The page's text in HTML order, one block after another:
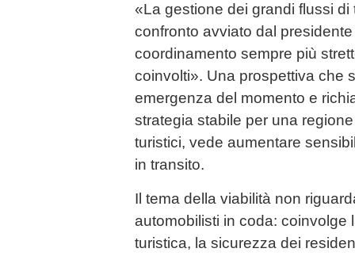
«La gestione dei grandi flussi
confronto avviato dal
coordinamento sempre più
coinvolti». Una prospettiva che
emergenza del momento e
strategia stabile per una
turistici, vede aumentare
in transito.
Il tema della viabilità non
automobilisti in coda: coinvolge
turistica, la sicurezza dei